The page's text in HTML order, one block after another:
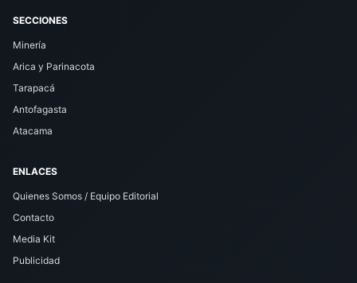
SECCIONES
Minería
Arica y Parinacota
Tarapacá
Antofagasta
Atacama
ENLACES
Quienes Somos / Equipo Editorial
Contacto
Media Kit
Publicidad